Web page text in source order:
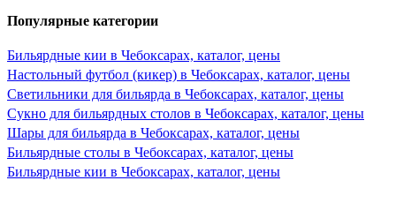
Популярные категории
Бильярдные кии в Чебоксарах, каталог, цены
Настольный футбол (кикер) в Чебоксарах, каталог, цены
Светильники для бильярда в Чебоксарах, каталог, цены
Сукно для бильярдных столов в Чебоксарах, каталог, цены
Шары для бильярда в Чебоксарах, каталог, цены
Бильярдные столы в Чебоксарах, каталог, цены
Бильярдные кии в Чебоксарах, каталог, цены